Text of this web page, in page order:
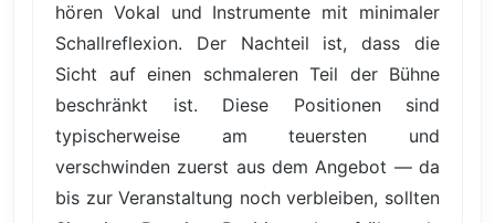
hören Vokal und Instrumente mit minimaler
Schallreflexion. Der Nachteil ist, dass die
Sicht auf einen schmaleren Teil der Bühne
beschränkt ist. Diese Positionen sind
typischerweise am teuersten und
verschwinden zuerst aus dem Angebot — da
bis zur Veranstaltung noch verbleiben, sollten